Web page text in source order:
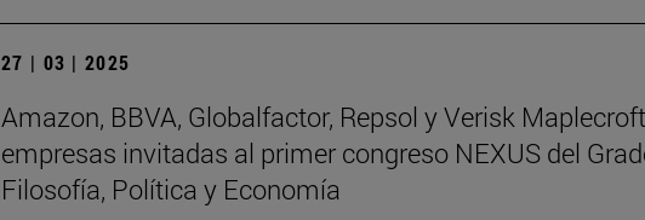
27 | 03 | 2025
Amazon, BBVA, Globalfactor, Repsol y Verisk
empresas invitadas al primer congreso NEXUS del
Filosofía, Política y Economía